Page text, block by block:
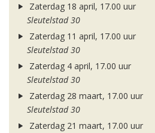
Zaterdag 18 april, 17.00 uur
Sleutelstad 30
Zaterdag 11 april, 17.00 uur
Sleutelstad 30
Zaterdag 4 april, 17.00 uur
Sleutelstad 30
Zaterdag 28 maart, 17.00 uur
Sleutelstad 30
Zaterdag 21 maart, 17.00 uur